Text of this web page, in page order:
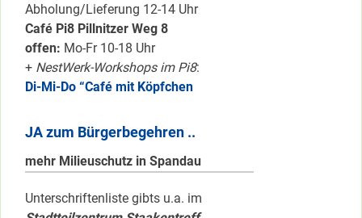
Abholung/Lieferung 12-14 Uhr
Café Pi8 Pillnitzer Weg 8
offen: Mo-Fr 10-18 Uhr
+ NestWerk-Workshops im Pi8:
Di-Mi-Do “Café mit Köpfchen
JA zum Bürgerbegehren ..
mehr Milieuschutz in Spandau
Unterschriftenliste gibts u.a. im